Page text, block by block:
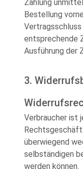
Zahlung
Bestellung
entsprechende
Ausführung der
3.
Verbraucher ist
überwiegend
selbständigen
werden können.